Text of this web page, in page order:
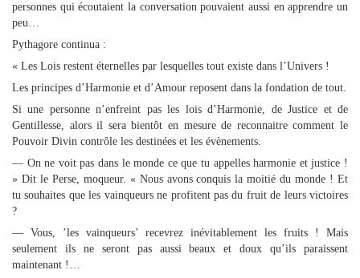
personnes qui écoutaient la conversation pouvaient aussi en apprendre un
peu…
Pythagore continua :
« Les Lois restent éternelles par lesquelles tout existe dans l’Univers !
Les principes d’Harmonie et d’Amour reposent dans la fondation de tout.
Si une personne n’enfreint pas les lois d’Harmonie, de Justice et de
Gentillesse, alors il sera bientôt en mesure de reconnaitre comment le
Pouvoir Divin contrôle les destinées et les évènements.
— On ne voit pas dans le monde ce que tu appelles harmonie et justice !
» Dit le Perse, moqueur. « Nous avons conquis la moitié du monde ! Et
tu souhaites que les vainqueurs ne profitent pas du fruit de leurs victoires
?
— Vous, ’les vainqueurs’ recevrez inévitablement les fruits ! Mais
seulement ils ne seront pas aussi beaux et doux qu’ils paraissent
maintenant !…